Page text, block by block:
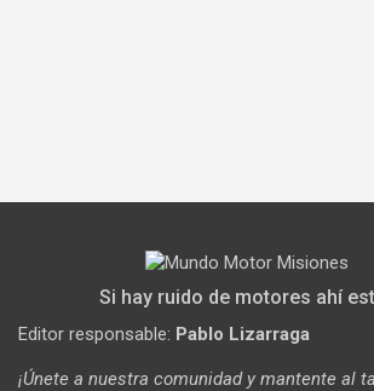
Si hay ruido de motores ahí
Editor responsable: Pablo Lizarraga
¡Únete a nuestra comunidad y mantente al